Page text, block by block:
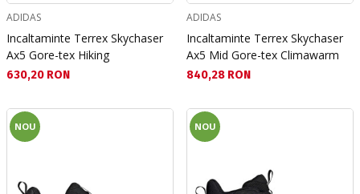
ADIDAS
Incaltaminte Terrex Skychaser
Ax5 Gore-tex Hiking
Текуща цена:
630,20 RON
ADIDAS
Incaltaminte Terrex Skychaser
Ax5 Mid Gore-tex Climawarm
Текуща цена:
840,28 RON
NOU NOU